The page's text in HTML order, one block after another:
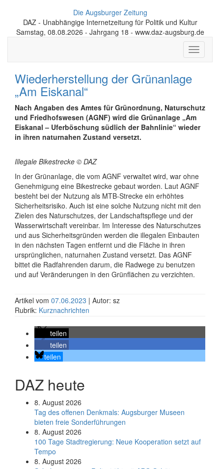
Die Augsburger Zeitung
DAZ - Unabhängige Internetzeitung für Politik und Kultur
Samstag, 08.08.2026 - Jahrgang 18 - www.daz-augsburg.de
Toggle
Wiederherstellung der Grünanlage
„Am Eiskanal“
Nach Angaben des Amtes für Grünordnung, Naturschutz
und Friedhofswesen (AGNF) wird die Grünanlage „Am
Eiskanal – Uferböschung südlich der Bahnlinie“ wieder
in ihren naturnahen Zustand versetzt.
Illegale Bikestrecke © DAZ
In der Grünanlage, die vom AGNF verwaltet wird, war ohne
Genehmigung eine Bikestrecke gebaut worden. Laut AGNF
besteht bei der Nutzung als MTB-Strecke ein erhöhtes
Sicherheitsrisiko. Auch ist eine solche Nutzung nicht mit den
Zielen des Naturschutzes, der Landschaftspflege und der
Wasserwirtschaft vereinbar. Im Interesse des Naturschutzes
und aus Sicherheitsgründen werden die illegalen Einbauten
in den nächsten Tagen entfernt und die Fläche in ihren
ursprünglichen, naturnahen Zustand versetzt. Das AGNF
bittet die Radfahrenden darum, die Radwege zu benutzen
und auf Veränderungen in den Grünflächen zu verzichten.
Artikel vom 07.06.2023 | Autor: sz
Rubrik: Kurznachrichten
teilen
teilen
teilen
DAZ heute
8. August 2026
Tag des offenen Denkmals: Augsburger Museen
bieten freie Sonderführungen
8. August 2026
100 Tage Stadtregierung: Neue Kooperation setzt auf
Tempo
8. August 2026